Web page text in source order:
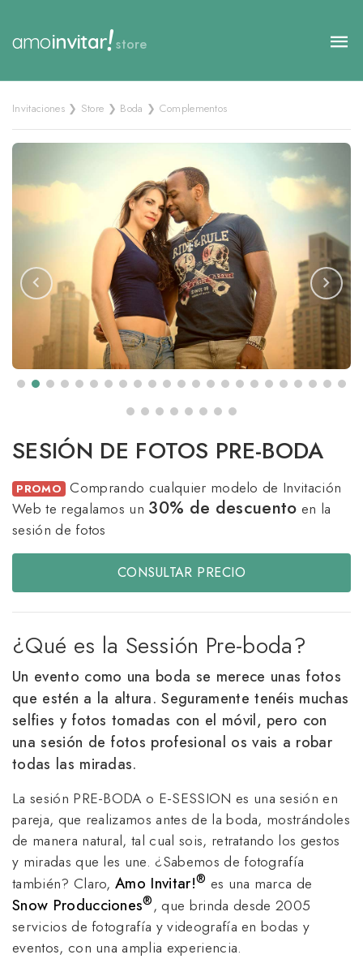
amoinvitar!store
Invitaciones ❯ Store ❯ Boda ❯ Complementos
SESIÓN DE FOTOS PRE-BODA
PROMO Comprando cualquier modelo de Invitación
Web te regalamos un 30% de descuento en la
sesión de fotos
CONSULTAR PRECIO
¿Qué es la Sessión Pre-boda?
Un evento como una boda se merece unas fotos
que estén a la altura. Seguramente tenéis muchas
selfies y fotos tomadas con el móvil, pero con
una sesión de fotos profesional os vais a robar
todas las miradas.
La sesión PRE-BODA o E-SESSION es una sesión en
pareja, que realizamos antes de la boda, mostrándoles
de manera natural, tal cual sois, retratando los gestos
y miradas que les une. ¿Sabemos de fotografía
también? Claro,Amo Invitar!® es una marca de
Snow Producciones®, que brinda desde 2005
servicios de fotografía y videografía en bodas y
eventos, con una amplia experiencia.